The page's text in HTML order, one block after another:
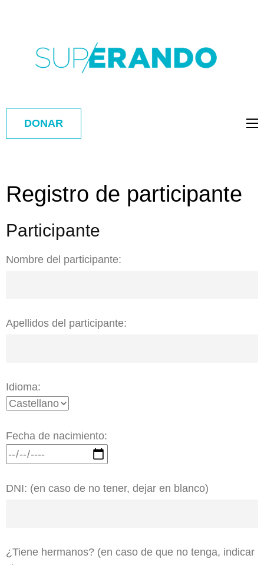
DONAR
Registro de participante
Participante
Nombre del participante:
Apellidos del participante:
Idioma:
Fecha de nacimiento:
DNI: (en caso de no tener, dejar en blanco)
¿Tiene hermanos? (en caso de que no tenga, indicar